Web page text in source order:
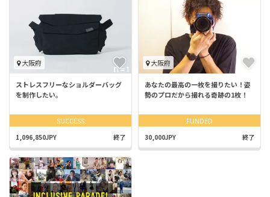
大阪府
ストレスフリーなショルダーバッグ
を制作したい。
SUCCESS
1,096,850JPY 終了
大阪府
あなたの最高の一枚を撮りたい！姿
勢のプロだから撮れる奇跡の1枚！
FUNDED
30,000JPY 終了